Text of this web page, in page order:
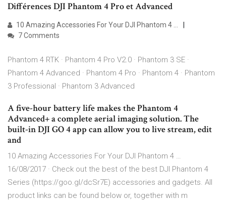
Différences DJI Phantom 4 Pro et Advanced
10 Amazing Accessories For Your DJI Phantom 4 …
7 Comments
Phantom 4 RTK · Phantom 4 Pro V2.0 · Phantom 3 SE ·
Phantom 4 Advanced · Phantom 4 Pro · Phantom 4 · Phantom
3 Professional · Phantom 3 Advanced
A five-hour battery life makes the Phantom 4
Advanced+ a complete aerial imaging solution. The
built-in DJI GO 4 app can allow you to live stream, edit
and
10 Amazing Accessories For Your DJI Phantom 4 …
16/08/2017 · Check out the best of the best DJI Phantom 4
Series (https://goo.gl/dcSr7E) accessories and gadgets. All
product links can be found below or, together with m